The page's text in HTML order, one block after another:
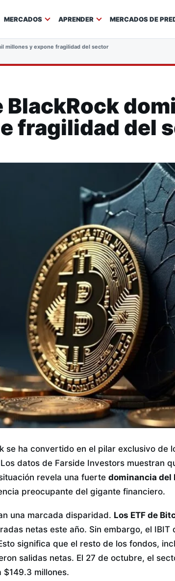
MERCADOS APRENDER MERCADOS DE
millones y expone fragilidad del sector
BlackRock
fragilidad del
se ha convertido en el pilar exclusivo de
datos de Farside Investors muestran
revela una fuerte dominancia del
preocupante del gigante financiero.
una marcada disparidad. Los ETF de
netas este año. Sin embargo, el IBIT
significa que el resto de los fondos,
salidas netas. El 27 de octubre, el
$149.3 millones.